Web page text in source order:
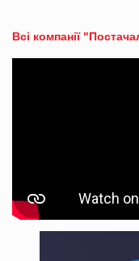
Всі компанії